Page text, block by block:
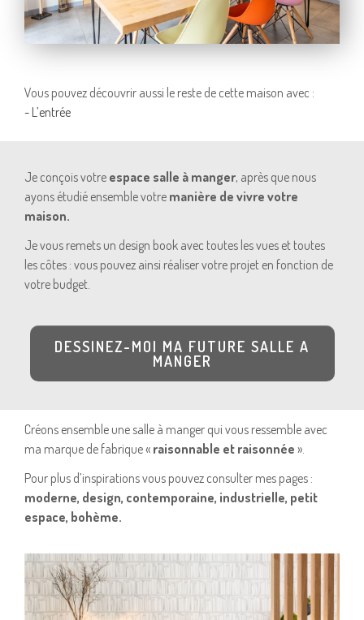
Vous pouvez découvrir aussi le reste de cette maison avec :
- L’entrée
Je conçois votre espace salle à manger, après que nous
ayons étudié ensemble votre manière de vivre votre
maison.
Je vous remets un design book avec toutes les vues et toutes
les côtes : vous pouvez ainsi réaliser votre projet en fonction de
votre budget.
DESSINEZ-MOI MA FUTURE SALLE A
MANGER
Créons ensemble une salle à manger qui vous ressemble avec
ma marque de fabrique « raisonnable et raisonnée ».
Pour plus d’inspirations vous pouvez consulter mes pages :
moderne, design, contemporaine, industrielle, petit
espace, bohème.